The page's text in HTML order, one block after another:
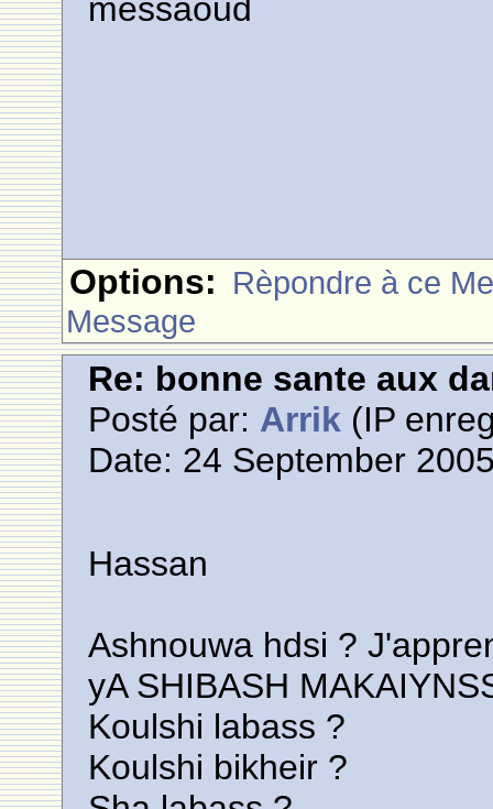
messaoud
Options: Rèpondre à ce
Message
Re: bonne sante aux
Posté par: Arrik (IP
Date: 24 September
Hassan
Ashnouwa hdsi ?
yA SHIBASH
Koulshi labass ?
Koulshi bikheir ?